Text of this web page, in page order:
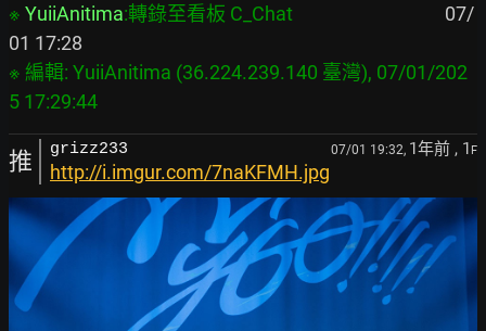
※ YuiiAnitima:轉錄至看板 C_Chat
                                   07/
※ 編輯: YuiiAnitima (36.224.239.140 臺灣), 07/01/202
推 grizz233 07/01 19:32, 1年前 , 1 F
http://i.imgur.com/7naKFMH.jpg